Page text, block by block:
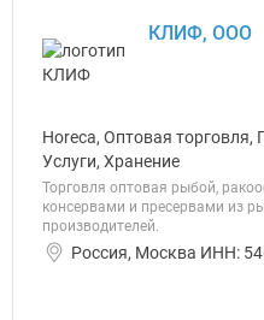
КЛИФ, ООО
Horeca, Оптовая торговля,
Услуги, Хранение
Торговля оптовая рыбой,
консервами и пресервами из
производителей.
Россия, Москва ИНН: